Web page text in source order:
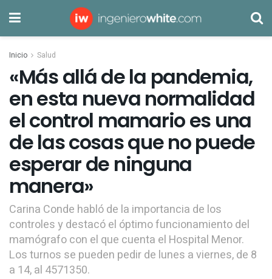
Inicio Salud
«Más allá de la pandemia,
en esta nueva normalidad
el control mamario es una
de las cosas que no puede
esperar de ninguna
manera»
Carina Conde habló de la importancia de los
controles y destacó el óptimo funcionamiento del
mamógrafo con el que cuenta el Hospital Menor.
Los turnos se pueden pedir de lunes a viernes, de 8
a 14, al 4571350.